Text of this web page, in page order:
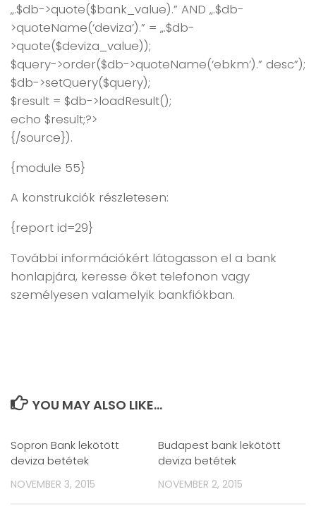
„.$db->quote($bank_value).” AND „.$db-
>quoteName(‘deviza’).” = „.$db-
>quote($deviza_value));
$query->order($db->quoteName(‘ebkm’).” desc”);
$db->setQuery($query);
$result = $db->loadResult();
echo $result;?>
{/source}).
{module 55}
A konstrukciók részletesen:
{report id=29}
További információkért látogasson el a bank
honlapjára, keresse őket telefonon vagy
személyesen valamelyik bankfiókban.
YOU MAY ALSO LIKE...
Sopron Bank lekötött
deviza betétek
NOVEMBER 3, 2015
Budapest bank lekötött
deviza betétek
NOVEMBER 2, 2015